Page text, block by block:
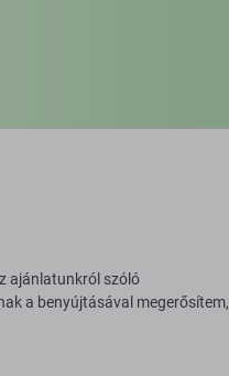
ajánlatunkról szóló
a benyújtásával megerősítem,